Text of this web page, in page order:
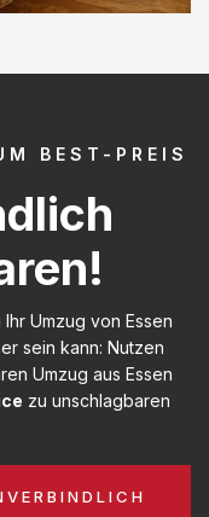
BEST-PREIS
Umzug von Essen
sein kann: Nutzen
Umzug aus Essen
zu unschlagbaren